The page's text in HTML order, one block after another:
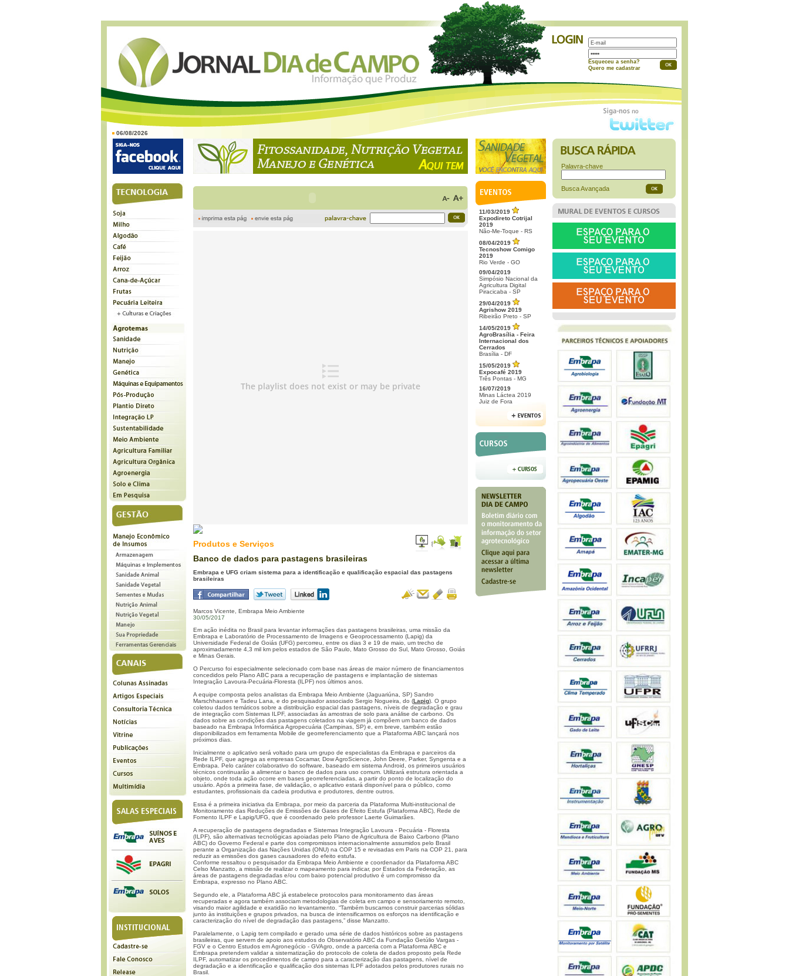
Esqueceu a senha?
Quero me cadastrar
06/08/2026
Produtos e Serviços
Banco de dados para pastagens brasileiras
Embrapa e UFG criam sistema para a identificação e qualificação espacial das pastagens
brasileiras
Marcos Vicente, Embrapa Meio Ambiente
30/05/2017
Em ação inédita no Brasil para levantar informações das pastagens brasileiras, uma missão da
Embrapa e Laboratório de Processamento de Imagens e Geoprocessamento (Lapig) da
Universidade Federal de Goiás (UFG) percorreu, entre os dias 3 e 19 de maio, um trecho de
aproximadamente 4,3 mil km pelos estados de São Paulo, Mato Grosso do Sul, Mato Grosso, Goiás
e Minas Gerais.
O Percurso foi especialmente selecionado com base nas áreas de maior número de financiamentos
concedidos pelo Plano ABC para a recuperação de pastagens e implantação de sistemas
Integração Lavoura-Pecuária-Floresta (ILPF) nos últimos anos.
A equipe composta pelos analistas da Embrapa Meio Ambiente (Jaguariúna, SP) Sandro
Marschhausen e Tadeu Lana, e do pesquisador associado Sergio Nogueira, do (Lapig). O grupo
coletou dados temáticos sobre a distribuição espacial das pastagens, níveis de degradação e grau
de integração com Sistemas ILPF, associadas às amostras de solo para análise de carbono. Os
dados sobre as condições das pastagens coletados na viagem já compõem um banco de dados
baseado na Embrapa Informática Agropecuária (Campinas, SP) e, em breve, também estão
disponibilizados em ferramenta Mobile de georreferenciamento que a Plataforma ABC lançará nos
próximos dias.
Inicialmente o aplicativo será voltado para um grupo de especialistas da Embrapa e parceiros da
Rede ILPF, que agrega as empresas Cocamar, Dow AgroScience, John Deere, Parker, Syngenta e a
Embrapa. Pelo caráter colaborativo do software, baseado em sistema Android, os primeiros usuários
técnicos continuarão a alimentar o banco de dados para uso comum. Utilizará estrutura orientada a
objeto, onde toda ação ocorre em bases georreferenciadas, a partir do ponto de localização do
usuário. Após a primeira fase, de validação, o aplicativo estará disponível para o público, como
estudantes, profissionais da cadeia produtiva e produtores, dentre outros.
Essa é a primeira iniciativa da Embrapa, por meio da parceria da Plataforma Multi-institucional de
Monitoramento das Reduções de Emissões de Gases de Efeito Estufa (Plataforma ABC), Rede de
Fomento ILPF e Lapig/UFG, que é coordenado pelo professor Laerte Guimarães.
A recuperação de pastagens degradadas e Sistemas Integração Lavoura - Pecuária - Floresta
(ILPF), são alternativas tecnológicas apoiadas pelo Plano de Agricultura de Baixo Carbono (Plano
ABC) do Governo Federal e parte dos compromissos internacionalmente assumidos pelo Brasil
perante a Organização das Nações Unidas (ONU) na COP 15 e revisadas em Paris na COP 21, para
reduzir as emissões dos gases causadores do efeito estufa.
Conforme ressaltou o pesquisador da Embrapa Meio Ambiente e coordenador da Plataforma ABC
Celso Manzatto, a missão de realizar o mapeamento para indicar, por Estados da Federação, as
áreas de pastagens degradadas e/ou com baixo potencial produtivo é um compromisso da
Embrapa, expresso no Plano ABC.
Segundo ele, a Plataforma ABC já estabelece protocolos para monitoramento das áreas
recuperadas e agora também associam metodologias de coleta em campo e sensoriamento remoto,
visando maior agilidade e exatidão no levantamento. “Também buscamos construir parcerias sólidas
junto às instituições e grupos privados, na busca de intensificarmos os esforços na identificação e
caracterização do nível de degradação das pastagens,” disse Manzatto.
Paralelamente, o Lapig tem compilado e gerado uma série de dados históricos sobre as pastagens
brasileiras, que servem de apoio aos estudos do Observatório ABC da Fundação Getúlio Vargas -
FGV e o Centro Estudos em Agronegócio - GVAgro, onde a parceria com a Plataforma ABC e
Embrapa pretendem validar a sistematização do protocolo de coleta de dados proposto pela Rede
ILPF, automatizar os procedimentos de campo para a caracterização das pastagens, nível de
degradação e a identificação e qualificação dos sistemas ILPF adotados pelos produtores rurais no
Brasil.
11/03/2019
Expodireto Cotrijal
2019
Não-Me-Toque - RS
08/04/2019
Tecnoshow Comigo
2019
Rio Verde - GO
09/04/2019
Simpósio Nacional da
Agricultura Digital
Piracicaba - SP
29/04/2019
Agrishow 2019
Ribeirão Preto - SP
14/05/2019
AgroBrasília - Feira
Internacional dos
Cerrados
Brasília - DF
15/05/2019
Expocafé 2019
Três Pontas - MG
16/07/2019
Minas Láctea 2019
Juiz de Fora
Palavra-chave
Busca Avançada